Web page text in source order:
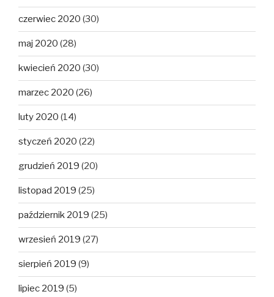
czerwiec 2020 (30)
maj 2020 (28)
kwiecień 2020 (30)
marzec 2020 (26)
luty 2020 (14)
styczeń 2020 (22)
grudzień 2019 (20)
listopad 2019 (25)
październik 2019 (25)
wrzesień 2019 (27)
sierpień 2019 (9)
lipiec 2019 (5)